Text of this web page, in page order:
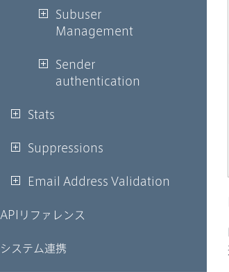
Subuser
Management
Sender
authentication
Stats
Suppressions
Email Address Validation
APIリファレンス
システム連携